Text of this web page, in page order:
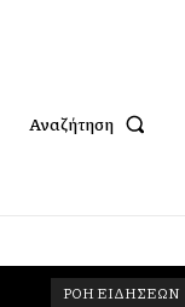
Αναζήτηση
ΡΟΗ ΕΙΔΗΣΕΩΝ